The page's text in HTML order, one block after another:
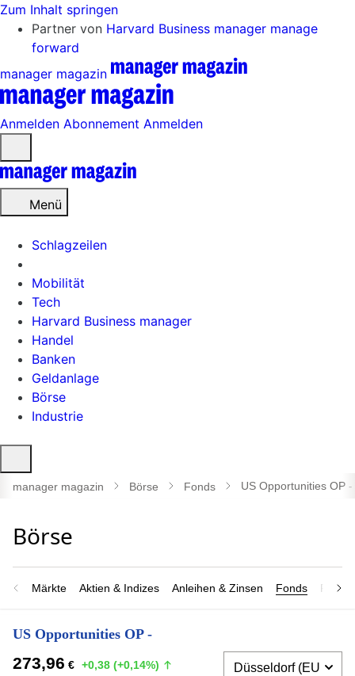
Zum Inhalt springen
Partner von Harvard Business manager manage
forward
manager magazin
Anmelden Abonnement Anmelden
öffnen
Menü
Schlagzeilen
Mobilität
Tech
Harvard Business manager
Handel
Banken
Geldanlage
Börse
Industrie
öffnen
manager magazin Börse Fonds US Opportunities OP -
Märkte Aktien & Indizes Anleihen & Zinsen Fonds
US Opportunities OP -
273,96 € +0,38 (+0,14%)